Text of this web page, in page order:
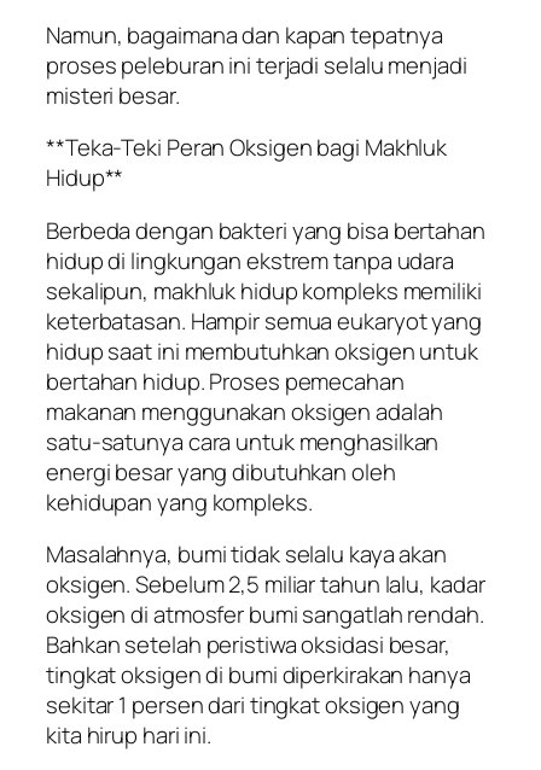
Namun, bagaimana dan kapan tepatnya
proses peleburan ini terjadi selalu menjadi
misteri besar.
**Teka-Teki Peran Oksigen bagi Makhluk
Hidup**
Berbeda dengan bakteri yang bisa bertahan
hidup di lingkungan ekstrem tanpa udara
sekalipun, makhluk hidup kompleks memiliki
keterbatasan. Hampir semua eukaryot yang
hidup saat ini membutuhkan oksigen untuk
bertahan hidup. Proses pemecahan
makanan menggunakan oksigen adalah
satu-satunya cara untuk menghasilkan
energi besar yang dibutuhkan oleh
kehidupan yang kompleks.
Masalahnya, bumi tidak selalu kaya akan
oksigen. Sebelum 2,5 miliar tahun lalu, kadar
oksigen di atmosfer bumi sangatlah rendah.
Bahkan setelah peristiwa oksidasi besar,
tingkat oksigen di bumi diperkirakan hanya
sekitar 1 persen dari tingkat oksigen yang
kita hirup hari ini.